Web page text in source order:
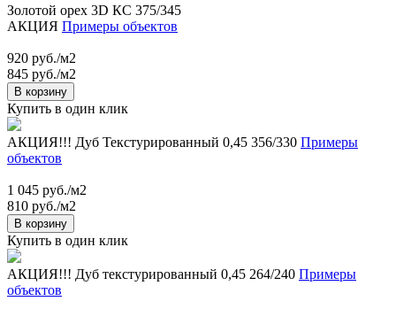
Золотой орех 3D КС 375/345
АКЦИЯ Примеры объектов
920 руб./м2
845 руб./м2
В корзину
Купить в один клик
АКЦИЯ!!! Дуб Текстурированный 0,45 356/330 Примеры
объектов
1 045 руб./м2
810 руб./м2
В корзину
Купить в один клик
АКЦИЯ!!! Дуб текстурированный 0,45 264/240 Примеры
объектов